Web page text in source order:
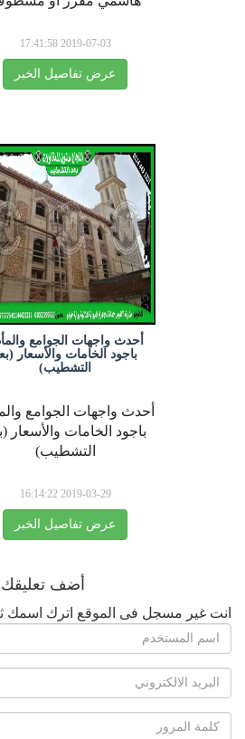
2019-07-03 17:41:58
عرض تفاصيل الخبر
أحدث واجهات الجوامع
باجود الخامات والأسعار
التشطيب)
أحدث واجهات الجوامع
باجود الخامات والأسعار
التشطيب)
2019-03-29 16:14:22
عرض تفاصيل الخبر
أضف تعليقك
انت غير مسجل فى الموقع اترك اسمك